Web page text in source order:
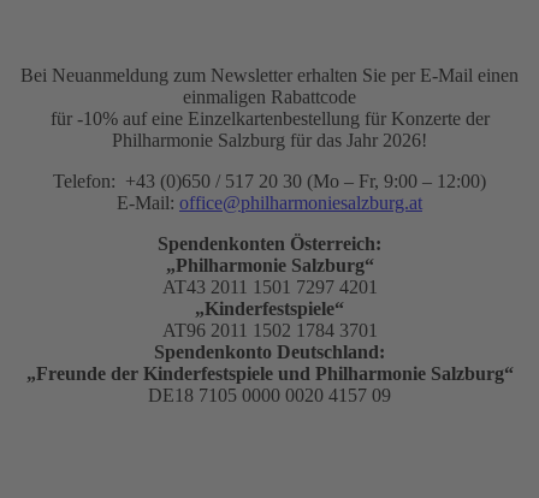
Bei Neuanmeldung zum Newsletter erhalten Sie per E-Mail einen
einmaligen Rabattcode
für -10% auf eine Einzelkartenbestellung für Konzerte der
Philharmonie Salzburg für das Jahr 2026!
Telefon: +43 (0)650 / 517 20 30 (Mo – Fr, 9:00 – 12:00)
E-Mail: office@philharmoniesalzburg.at
Spendenkonten Österreich:
„Philharmonie Salzburg“
AT43 2011 1501 7297 4201
„Kinderfestspiele“
AT96 2011 1502 1784 3701
Spendenkonto Deutschland:
„Freunde der Kinderfestspiele und Philharmonie Salzburg“
DE18 7105 0000 0020 4157 09